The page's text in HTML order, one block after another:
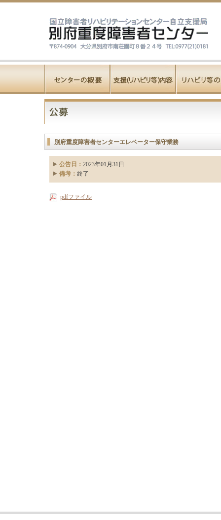
別府重度障害者センターエレベーター保守業務
公告日： 2023年01月31日
備考： 終了
pdfファイル